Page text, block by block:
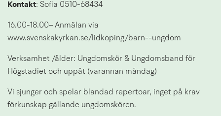
Kontakt: Sofia 0510-68434
16.00-18.00– Anmälan via
www.svenskakyrkan.se/lidkoping/barn--ungdom
Verksamhet /ålder: Ungdomskör & Ungdomsband för
Högstadiet och uppåt (varannan måndag)
Vi sjunger och spelar blandad repertoar, inget på krav
förkunskap gällande ungdomskören.